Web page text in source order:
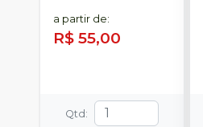
a partir de:
R$ 55,00
Qtd :